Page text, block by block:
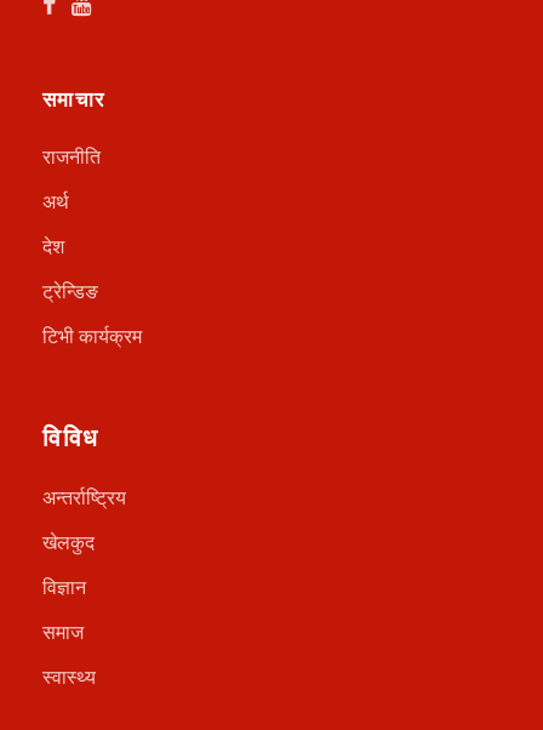
समाचार
राजनीति
अर्थ
देश
ट्रेन्डिङ
टिभी कार्यक्रम
विविध
अन्तर्राष्ट्रिय
खेलकुद
विज्ञान
समाज
स्वास्थ्य